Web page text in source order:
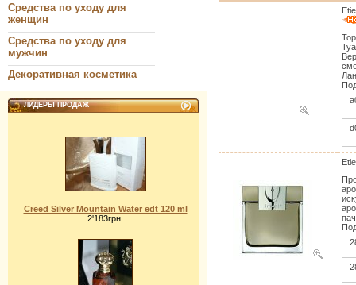
Средства по уходу для
женщин
Средства по уходу для
мужчин
Декоративная косметика
ЛИДЕРЫ ПРОДАЖ
Creed Silver Mountain Water edt 120 ml
2'183грн.